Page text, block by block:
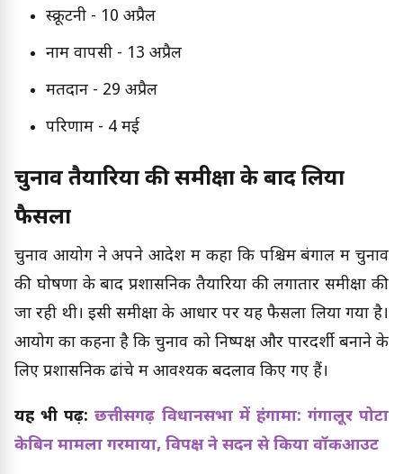
स्क्रूटनी - 10 अप्रैल
नाम वापसी - 13 अप्रैल
मतदान - 29 अप्रैल
परिणाम - 4 मई
चुनाव तैयारियों की समीक्षा के बाद लिया
फैसला
चुनाव आयोग ने अपने आदेश में कहा कि पश्चिम बंगाल में चुनाव
की घोषणा के बाद प्रशासनिक तैयारियों की लगातार समीक्षा की
जा रही थी। इसी समीक्षा के आधार पर यह फैसला लिया गया है।
आयोग का कहना है कि चुनाव को निष्पक्ष और पारदर्शी बनाने के
लिए प्रशासनिक ढांचे में आवश्यक बदलाव किए गए हैं।
यह भी पढ़ें:छत्तीसगढ़ विधानसभा में हंगामा: गंगालूर पोटा
केबिन मामला गरमाया, विपक्ष ने सदन से किया वॉकआउट